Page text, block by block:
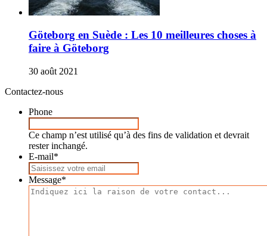
Göteborg en Suède : Les 10 meilleures choses à
faire à Göteborg
30 août 2021
Contactez-nous
Phone
Ce champ n’est utilisé qu’à des fins de validation et devrait
rester inchangé.
E-mail*
Message*